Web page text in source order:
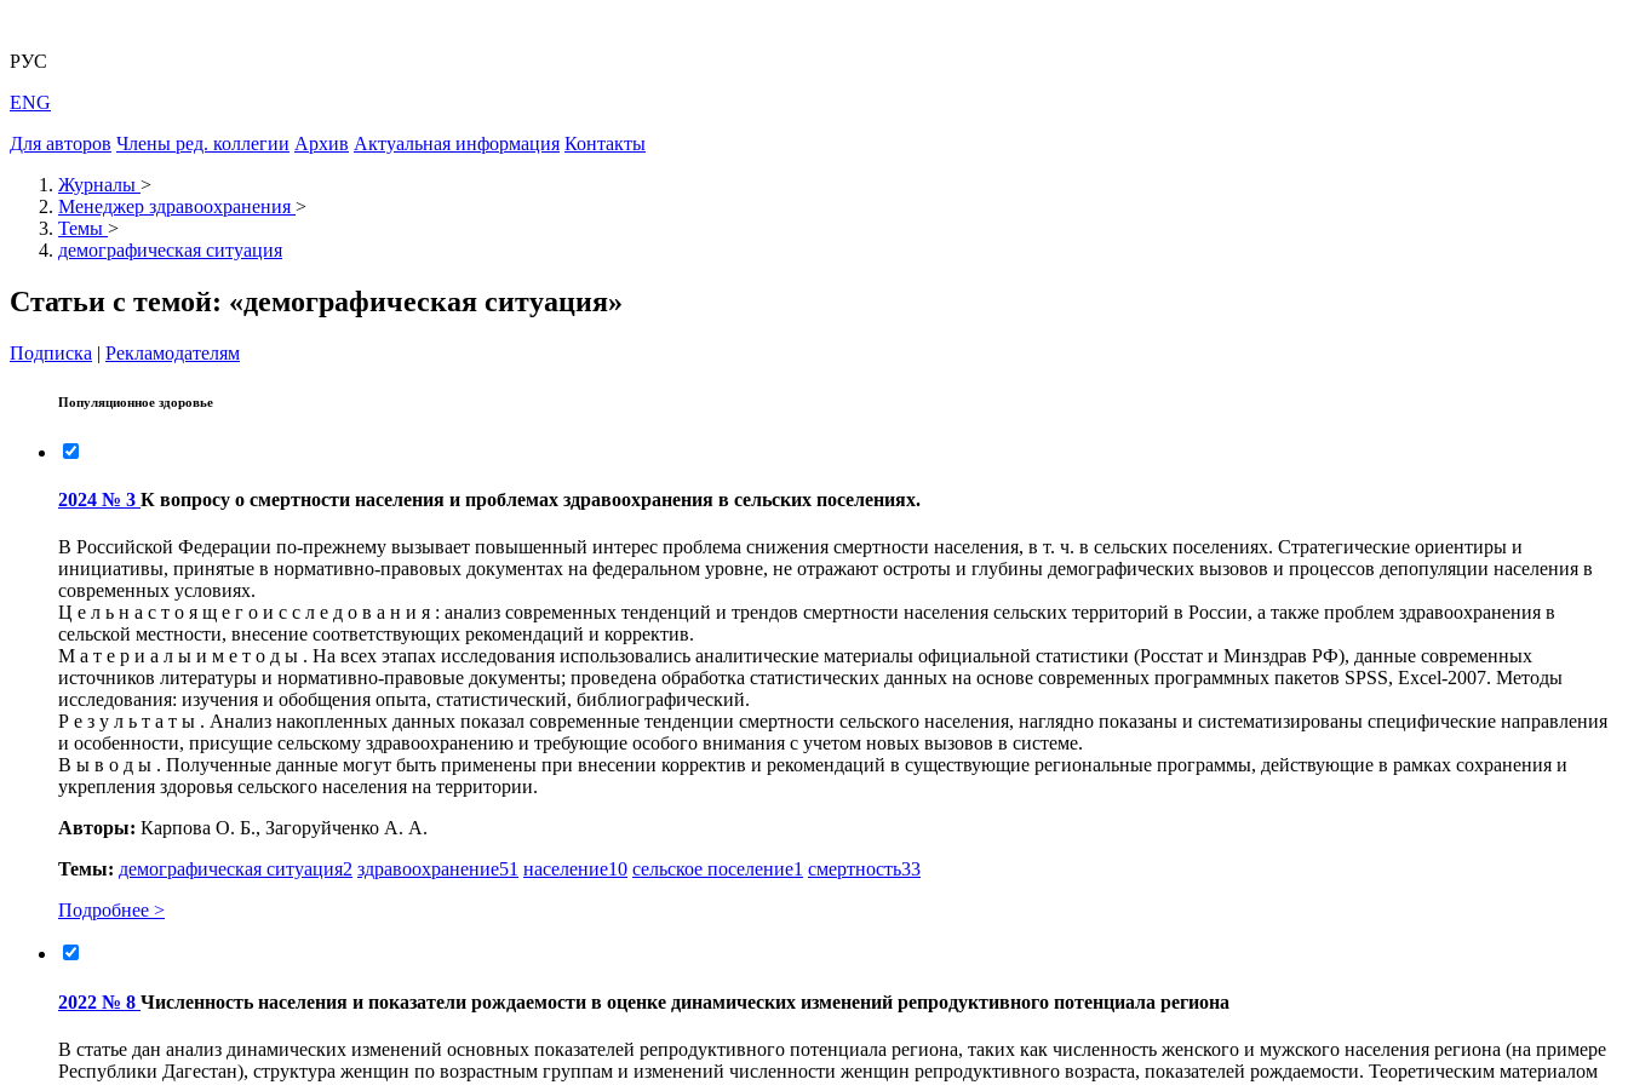
РУС
ENG
Для авторов Члены ред. коллегии Архив Актуальная информация Контакты
Журналы >
Менеджер здравоохранения >
Темы >
демографическая ситуация
Статьи с темой: «демографическая ситуация»
Подписка | Рекламодателям
Популяционное здоровье
2024 № 3 К вопросу о смертности населения и проблемах здравоохранения в сельских поселениях.
В Российской Федерации по-прежнему вызывает повышенный интерес проблема снижения смертности населения, в т. ч. в сельских поселениях. Стратегические ориентиры и
инициативы, принятые в нормативно-правовых документах на федеральном уровне, не отражают остроты и глубины демографических вызовов и процессов депопуляции населения в
современных условиях.
Ц е л ь н а с т о я щ е г о и с с л е д о в а н и я : анализ современных тенденций и трендов смертности населения сельских территорий в России, а также проблем здравоохранения в
сельской местности, внесение соответствующих рекомендаций и корректив.
М а т е р и а л ы и м е т о д ы . На всех этапах исследования использовались аналитические материалы официальной статистики (Росстат и Минздрав РФ), данные современных
источников литературы и нормативно-правовые документы; проведена обработка статистических данных на основе современных программных пакетов SPSS, Excel‑2007. Методы
исследования: изучения и обобщения опыта, статистический, библиографический.
Р е з у л ь т а т ы . Анализ накопленных данных показал современные тенденции смертности сельского населения, наглядно показаны и систематизированы специфические направления
и особенности, присущие сельскому здравоохранению и требующие особого внимания с учетом новых вызовов в системе.
В ы в о д ы . Полученные данные могут быть применены при внесении корректив и рекомендаций в существующие региональные программы, действующие в рамках сохранения и
укрепления здоровья сельского населения на территории.
Авторы: Карпова О. Б., Загоруйченко А. А.
Темы: демографическая ситуация2 здравоохранение51 население10 сельское поселение1 смертность33
Подробнее >
2022 № 8 Численность населения и показатели рождаемости в оценке динамических изменений репродуктивного потенциала региона
В статье дан анализ динамических изменений основных показателей репродуктивного потенциала региона, таких как численность женского и мужского населения региона (на примере
Республики Дагестан), структура женщин по возрастным группам и изменений численности женщин репродуктивного возраста, показателей рождаемости. Теоретическим материалом